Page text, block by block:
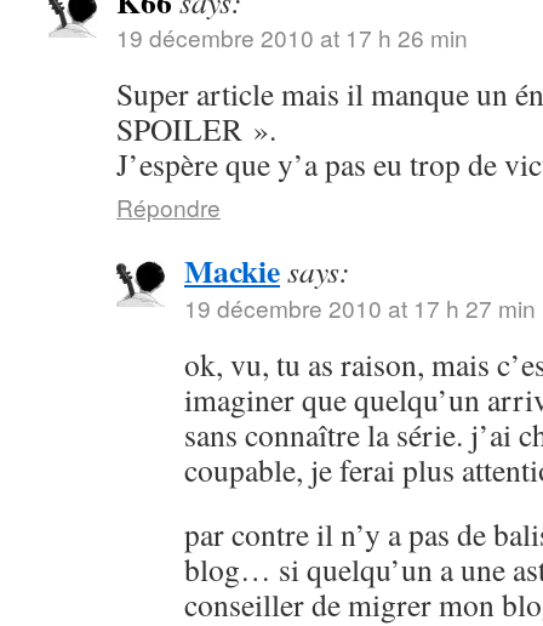
19 décembre 2010 at 17 h 26 min
Super article mais il manque un
SPOILER ».
J’espère que y’a pas eu trop de
Répondre
Mackiesays:
19 décembre 2010 at 17 h 27 min
ok, vu, tu as raison, mais
imaginer que quelqu’un
sans connaître la série. j’ai
coupable, je ferai plus
par contre il n’y a pas de
blog… si quelqu’un a une
conseiller de migrer mon